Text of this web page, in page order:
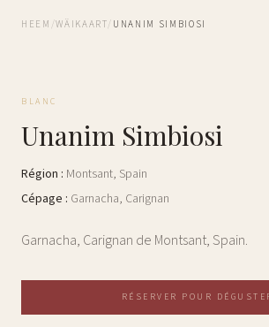
HEEM /WÄIKAART/ UNANIM SIMBIOSI
BLANC
Unanim Simbiosi
Région : Montsant, Spain
Cépage : Garnacha, Carignan
Garnacha, Carignan de Montsant, Spain.
RÉSERVER POUR